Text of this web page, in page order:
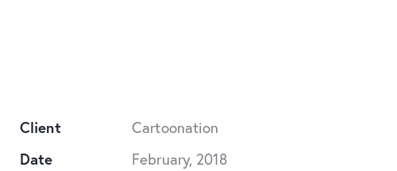
Client
Cartoonation
Date
February, 2018